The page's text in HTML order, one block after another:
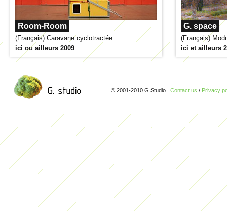
Room-Room
(Français) Caravane cyclotractée
ici ou ailleurs 2009
G. space
(Français)
ici et ailleurs
© 2001-2010 G.Studio Contact us / Privacy